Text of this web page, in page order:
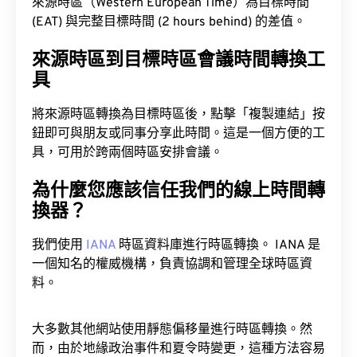
來源時區（Western European Time）為目標時間
(EAT) 與完整目標時間 (2 hours behind) 的差值。
來源時區到目標時區會議時間轉換工
具
將來源時區轉換為目標時區後，點擊「複製連結」按
鈕即可與朋友或同事分享此時間。這是一個方便的工
具，可用於跨兩個時區安排會議。
為什麼您應該信任我們的線上時間轉
換器？
我們使用 IANA 時區資料庫進行時區轉換。 IANA 是
一個知名的權威機構，負責協調和管理全球時區資
料。
大多數其他網站使用靜態偏移量進行時區轉換。然
而，由於地緣政治事件和夏令時變更，這種方法容易